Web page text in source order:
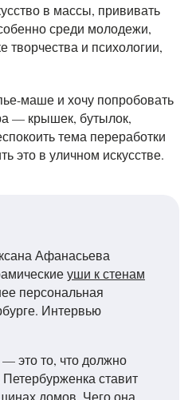
в массы, прививать
среди молодежи,
творчества и психологии,
маше и хочу попробовать
— крышек, бутылок,
тема переработки
это в уличном искусстве.
Афанасьева
уши к стенам
персональная
Интервью
это то, что должно
ставит
домов. Чего она